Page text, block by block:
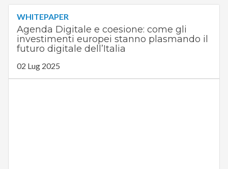
WHITEPAPER
Agenda Digitale e coesione: come gli
investimenti europei stanno plasmando il
futuro digitale dell’Italia
02 Lug 2025